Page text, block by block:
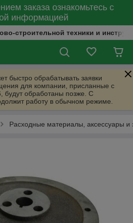
заказа ознакомьтесь с
информацией
строительной техники и
быстро обрабатывать заявки
для компании, присланные с
будут обработаны позже. С
работу в обычном режиме.
Расходные материалы, аксессуары и